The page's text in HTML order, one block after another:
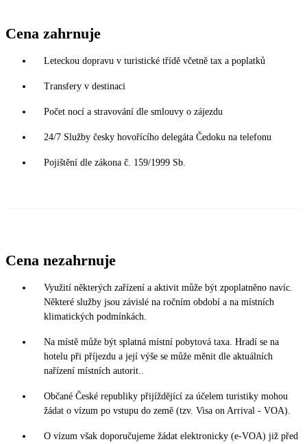
Cena zahrnuje
Leteckou dopravu v turistické třídě včetně tax a poplatků
Transfery v destinaci
Počet nocí a stravování dle smlouvy o zájezdu
24/7 Služby česky hovořícího delegáta Čedoku na telefonu
Pojištění dle zákona č. 159/1999 Sb.
Cena nezahrnuje
Využití některých zařízení a aktivit může být zpoplatněno navíc.
Některé služby jsou závislé na ročním období a na místních
klimatických podmínkách.
Na místě může být splatná místní pobytová taxa. Hradí se na
hotelu při příjezdu a její výše se může měnit dle aktuálních
nařízení místních autorit..
Občané České republiky přijíždějící za účelem turistiky mohou
žádat o vízum po vstupu do země (tzv. Visa on Arrival - VOA).
O vízum však doporučujeme žádat elektronicky (e-VOA) již před